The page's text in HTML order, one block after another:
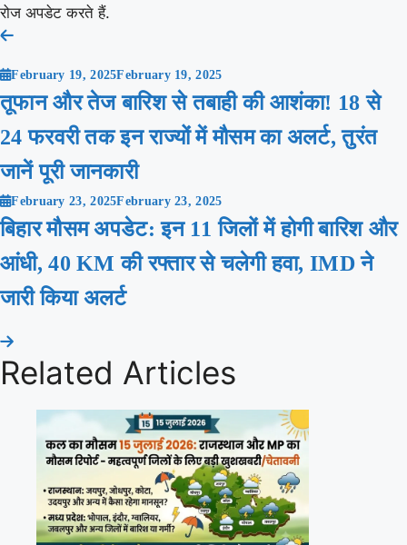
रोज अपडेट करते हैं.
Post
navigation
February 19, 2025February 19, 2025
तूफान और तेज बारिश से तबाही की आशंका! 18 से
24 फरवरी तक इन राज्यों में मौसम का अलर्ट, तुरंत
जानें पूरी जानकारी
February 23, 2025February 23, 2025
बिहार मौसम अपडेट: इन 11 जिलों में होगी बारिश और
आंधी, 40 KM की रफ्तार से चलेगी हवा, IMD ने
जारी किया अलर्ट
Related Articles